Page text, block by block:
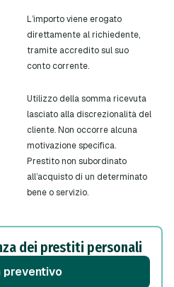
L’importo viene erogato
direttamente al richiedente,
tramite accredito sul suo
conto corrente.
Utilizzo della somma ricevuta
lasciato alla discrezionalità del
cliente. Non occorre alcuna
motivazione specifica.
Prestito non subordinato
all’acquisto di un determinato
bene o servizio.
dei prestiti personali
preventivo